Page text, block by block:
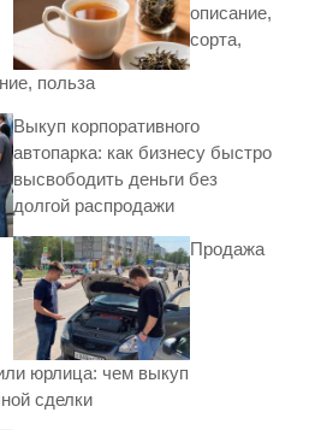
описание,
сорта,
польза
Выкуп корпоративного
автопарка: как бизнесу быстро
высвободить деньги без
долгой распродажи
Продажа
юрлица: чем выкуп
сделки